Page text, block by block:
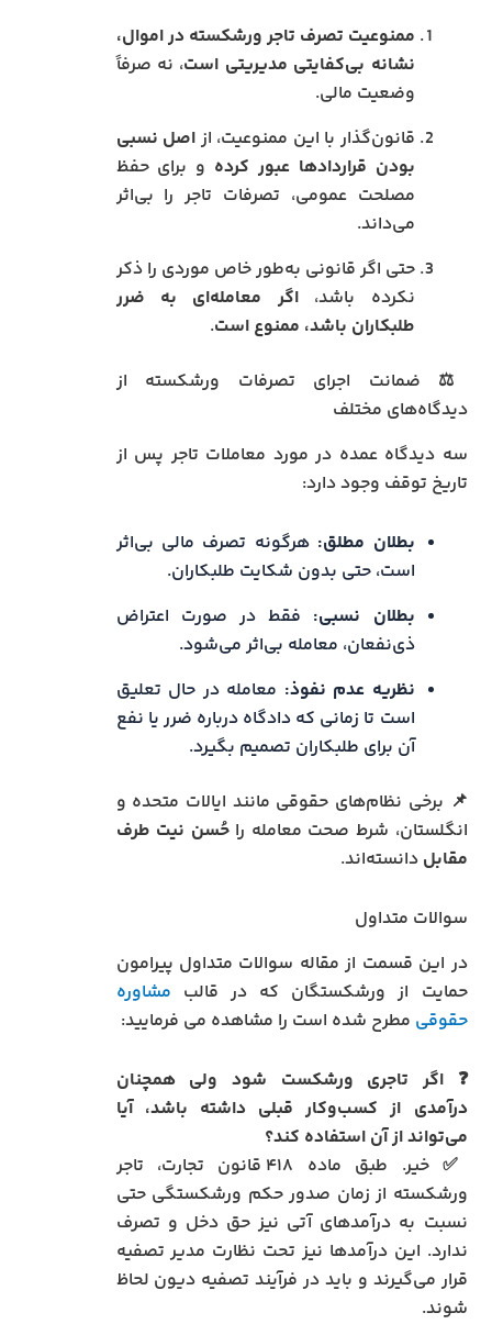
ممنوعیت تصرف تاجر ورشکسته در اموال،
نشانه بی‌کفایتی مدیریتی است، نه صرفاً
وضعیت مالی.
قانون‌گذار با این ممنوعیت، از اصل نسبی
بودن قراردادها عبور کرده و برای حفظ
مصلحت عمومی، تصرفات تاجر را بی‌اثر
می‌داند.
حتی اگر قانونی به‌طور خاص موردی را ذکر
نکرده باشد،اگر معامله‌ای به ضرر
طلبکاران باشد، ممنوع است.
⚖️ ضمانت اجرای تصرفات ورشکسته از
دیدگاه‌های مختلف
سه دیدگاه عمده در مورد معاملات تاجر پس از
تاریخ توقف وجود دارد:
بطلان مطلق: هرگونه تصرف مالی بی‌اثر
است، حتی بدون شکایت طلبکاران.
بطلان نسبی: فقط در صورت اعتراض
ذی‌نفعان، معامله بی‌اثر می‌شود.
نظریه عدم نفوذ: معامله در حال تعلیق
است تا زمانی که دادگاه درباره ضرر یا نفع
آن برای طلبکاران تصمیم بگیرد.
📌 برخی نظام‌های حقوقی مانند ایالات متحده و
انگلستان، شرط صحت معامله راحُسن نیت طرف
مقابل دانسته‌اند.
سوالات متداول
در این قسمت از مقاله سوالات متداول پیرامون
حمایت از ورشکستگان که در قالب مشاوره
حقوقی مطرح شده است را مشاهده می فرمایید:
❓ اگر تاجری ورشکست شود ولی همچنان
درآمدی از کسب‌وکار قبلی داشته باشد، آیا
می‌تواند از آن استفاده کند؟
✅ خیر. طبق ماده ۴۱۸ قانون تجارت، تاجر
ورشکسته از زمان صدور حکم ورشکستگی حتی
نسبت به درآمدهای آتی نیز حق دخل و تصرف
ندارد. این درآمدها نیز تحت نظارت مدیر تصفیه
قرار می‌گیرند و باید در فرآیند تصفیه دیون لحاظ
شوند.